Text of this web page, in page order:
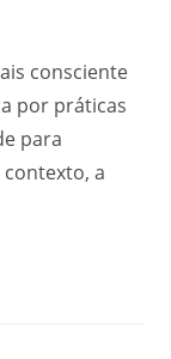
consciente
por práticas
para
a